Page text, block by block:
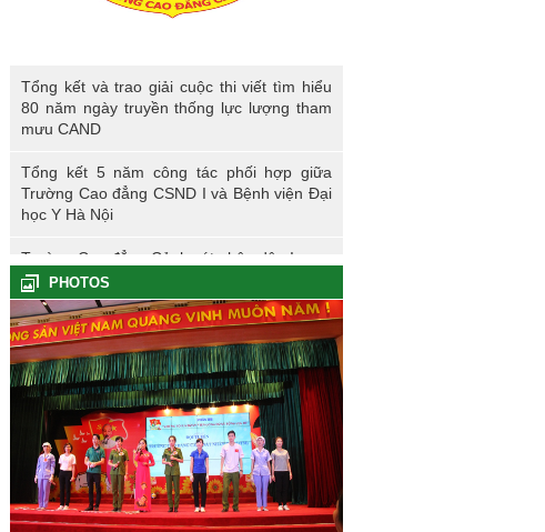
năm ngày truyền thống lực lượng tham mưu
CAND
Tổng kết và trao giải cuộc thi viết tìm hiểu
80 năm ngày truyền thống lực lượng tham
mưu CAND
Tổng kết 5 năm công tác phối hợp giữa
Trường Cao đẳng CSND I và Bệnh viện Đại
học Y Hà Nội
Trường Cao đẳng Cảnh sát nhân dân I
Phóng sự nhập học khoá K61S
Tổng kết hoạt động thực tế đợt I - K60S
Các sự kiện tiêu biểu của Tuổi trẻ Nhà
trường năm học 2023-2024
TÔI LÀM CÔNG AN XÃ
Hoạt động thực tế chính trị của cán bộ, học
viên tại Hoà Bình
PHOTOS